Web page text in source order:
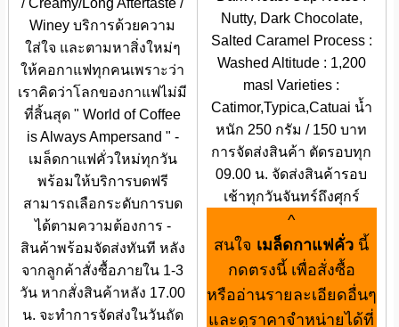
/ Creamy/Long Aftertaste /
Winey บริการด้วยความ
ใส่ใจ และตามหาสิ่งใหม่ๆ
ให้คอกาแฟทุกคนเพราะว่า
เราคิดว่าโลกของกาแฟไม่มี
ที่สิ้นสุด " World of Coffee
is Always Ampersand " -
เมล็ดกาแฟคั่วใหม่ทุกวัน
พร้อมให้บริการบดฟรี
สามารถเลือกระดับการบด
ได้ตามความต้องการ -
สินค้าพร้อมจัดส่งทันที หลัง
จากลูกค้าสั่งซื้อภายใน 1-3
วัน หากสั่งสินค้าหลัง 17.00
น. จะทำการจัดส่งในวันถัด
Nutty, Dark Chocolate,
Salted Caramel Process :
Washed Altitude : 1,200
masl Varieties :
Catimor,Typica,Catuai น้ำ
หนัก 250 กรัม / 150 บาท
การจัดส่งสินค้า ตัดรอบทุก
09.00 น. จัดส่งสินค้ารอบ
เช้าทุกวันจันทร์ถึงศุกร์
^
สนใจ เมล็ดกาแฟคั่ว นี้
กดตรงนี้ เพื่อสั่งซื้อ
หรืออ่านรายละเอียดอื่นๆ
และดูราคาจำหน่ายได้ที่